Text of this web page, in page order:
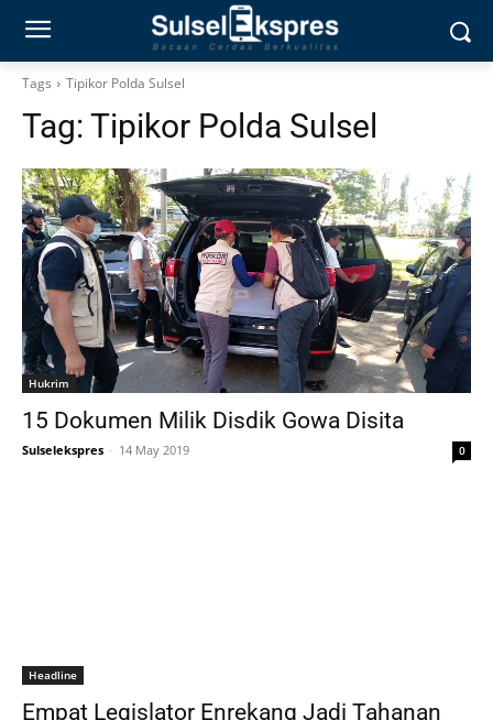
Tags Tipikor Polda Sulsel
Tag: Tipikor Polda Sulsel
Hukrim
15 Dokumen Milik Disdik Gowa Disita
Sulselekspres - 14 May 2019 0
Headline
Empat Legislator Enrekang Jadi Tahanan